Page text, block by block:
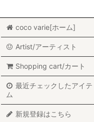
coco varie[ホーム]
Artist/アーティスト
Shopping cart/カート
最近チェックしたアイテ
ム
新規登録はこちら